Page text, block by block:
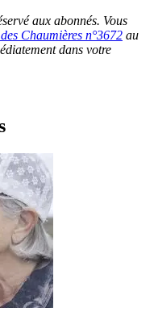
aux abonnés. Vous
Chaumières n°3672 au
dans votre